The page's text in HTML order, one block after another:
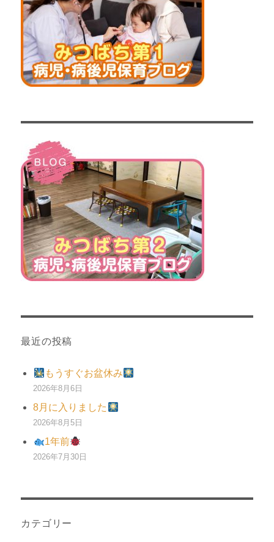
最近の投稿
もうすぐお盆休み
2026年8月6日
8月に入りました
2026年8月5日
1年前
2026年7月30日
カテゴリー